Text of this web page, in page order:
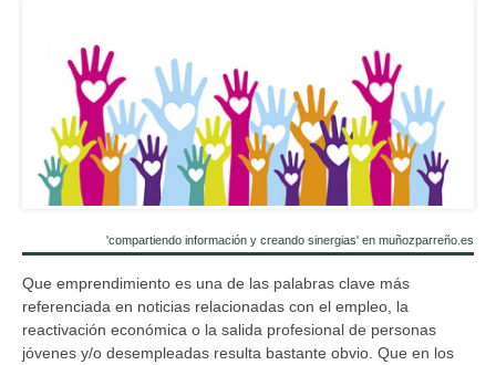
'compartiendo información y creando sinergias' en muñozparreño.es
Que emprendimiento es una de las palabras clave más
referenciada en noticias relacionadas con el empleo, la
reactivación económica o la salida profesional de personas
jóvenes y/o desempleadas resulta bastante obvio. Que en los